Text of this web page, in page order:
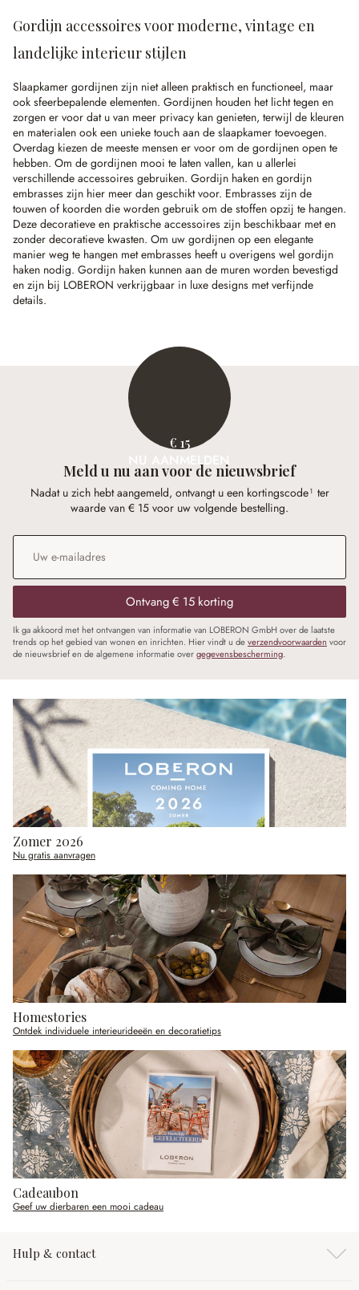
Gordijn accessoires voor moderne, vintage en
landelijke interieur stijlen
Slaapkamer gordijnen zijn niet alleen praktisch en functioneel, maar
ook sfeerbepalende elementen. Gordijnen houden het licht tegen en
zorgen er voor dat u van meer privacy kan genieten, terwijl de kleuren
en materialen ook een unieke touch aan de slaapkamer toevoegen.
Overdag kiezen de meeste mensen er voor om de gordijnen open te
hebben. Om de gordijnen mooi te laten vallen, kan u allerlei
verschillende accessoires gebruiken. Gordijn haken en gordijn
embrasses zijn hier meer dan geschikt voor. Embrasses zijn de
touwen of koorden die worden gebruik om de stoffen opzij te hangen.
Deze decoratieve en praktische accessoires zijn beschikbaar met en
zonder decoratieve kwasten. Om uw gordijnen op een elegante
manier weg te hangen met embrasses heeft u overigens wel gordijn
haken nodig. Gordijn haken kunnen aan de muren worden bevestigd
en zijn bij LOBERON verkrijgbaar in luxe designs met verfijnde
details.
€ 15
NU AANMELDEN
Meld u nu aan voor de nieuwsbrief
Nadat u zich hebt aangemeld, ontvangt u een kortingscode¹ ter
waarde van € 15 voor uw volgende bestelling.
E-mailadres
Ontvang € 15 korting
Ik ga akkoord met het ontvangen van informatie van LOBERON GmbH over de laatste
trends op het gebied van wonen en inrichten. Hier vindt u deverzendvoorwaarden voor
de nieuwsbrief en de algemene informatie overgegevensbescherming.
Zomer 2026
Nu gratis aanvragen
Homestories
Ontdek individuele interieurideeën en decoratietips
Cadeaubon
Geef uw dierbaren een mooi cadeau
Hulp & contact